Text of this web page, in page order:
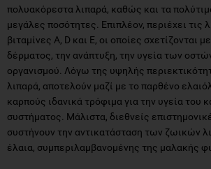
πολυακόρεστα λιπαρά, καθώς και τα
μεγάλες ποσότητες. Επιπλέον, περιέχει τις
βιταμίνες Α, D και E, οι οποίες σχετίζονται
δέρματος, την ανάπτυξη, την υγεία των
οργανισμού. Λόγω της υψηλής
λιπαρά, αποτελούν μαζί με το παρθένο
καρπούς ιδανικά τρόφιμα για την υγεία του
συστήματος. Μάλιστα, διεθνείς
συστήνουν την αντικατάσταση των ζωικών
έλαια, συμπεριλαμβανομένης της μαλακής